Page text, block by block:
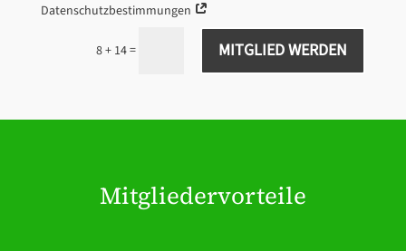
Datenschutzbestimmungen
8 + 14= MITGLIED WERDEN
Mitgliedervorteile